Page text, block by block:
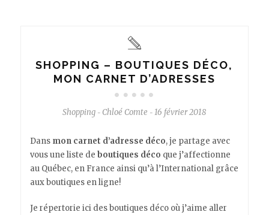
SHOPPING – BOUTIQUES DÉCO,
MON CARNET D’ADRESSES
Shopping - Chloé Comte - 16 février 2018
Dans mon carnet d’adresse déco, je partage avec
vous une liste de boutiques déco que j’affectionne
au Québec, en France ainsi qu’à l’International grâce
aux boutiques en ligne!
Je répertorie ici des boutiques déco où j’aime aller